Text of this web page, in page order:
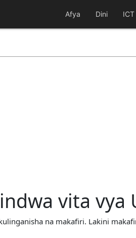
Afya Dini ICT
vita vya
na makafiri. Lakini